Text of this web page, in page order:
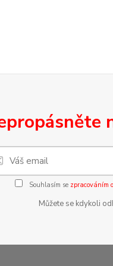
Souhlasím se zpracováním
Můžete se kdykoli